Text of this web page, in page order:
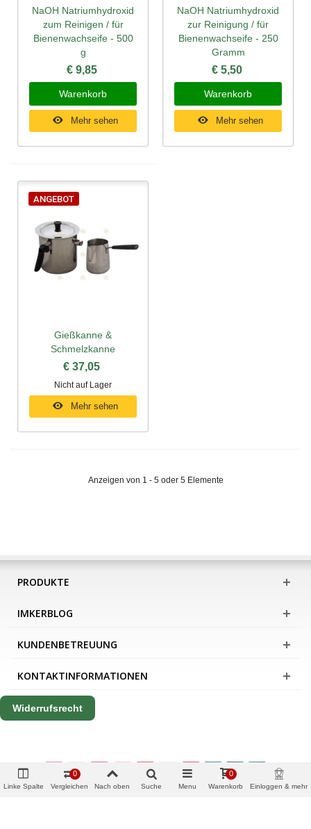
NaOH Natriumhydroxid
zum Reinigen / für
Bienenwachseife - 500
g
€ 9,85
Warenkorb
Mehr sehen
NaOH Natriumhydroxid
zur Reinigung / für
Bienenwachseife - 250
Gramm
€ 5,50
Warenkorb
Mehr sehen
ANGEBOT
Gießkanne &
Schmelzkanne
€ 37,05
Nicht auf Lager
Mehr sehen
Anzeigen von 1 - 5 oder 5 Elemente
PRODUKTE
IMKERBLOG
KUNDENBETREUUNG
KONTAKTINFORMATIONEN
Widerrufsrecht
Linke Spalte Vergleichen
0
Nach oben Suche Menu Warenkorb
0
Einloggen & mehr